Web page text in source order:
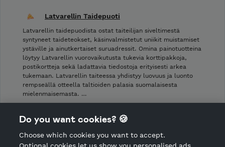
Latvarellin Taidepuoti
Latvarellin taidepuodista ostat taiteilijan siveltimestä
syntyneet taideteokset, käsinvalmistetut uniikit muistamiset
ystäville ja ainutkertaiset suruadressit. Omina painotuotteina
löytyy Latvarellin vuorovaikutusta tukevia korttipakkoja,
postikortteja sekä ladattavia tiedostoja erityisesti arkea
tukemaan. Latvarellin taiteessa yhdistyy luovuus ja luonto
rempseällä otteella taltioiden palasia suomalaisesta
mielenmaisemasta. …
Shop privacy policy
CANCEL ORDER
Do you want cookies? 🍪
Choose which cookies you want to accept.